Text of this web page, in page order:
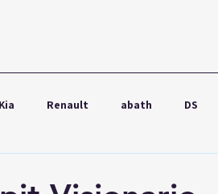
Kia Renault abath DS